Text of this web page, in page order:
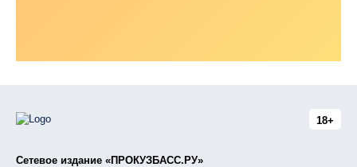
18+
Сетевое издание «ПРОКУЗБАСС.РУ»